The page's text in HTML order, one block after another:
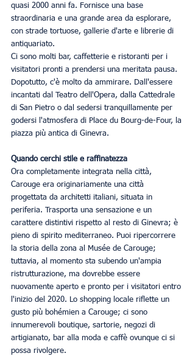
quasi 2000 anni fa. Fornisce una base
straordinaria e una grande area da esplorare,
con strade tortuose, gallerie d'arte e librerie di
antiquariato.
Ci sono molti bar, caffetterie e ristoranti per i
visitatori pronti a prendersi una meritata pausa.
Dopotutto, c'è molto da ammirare. Dall'essere
incantati dal Teatro dell'Opera, dalla Cattedrale
di San Pietro o dal sedersi tranquillamente per
godersi l'atmosfera di Place du Bourg-de-Four, la
piazza più antica di Ginevra.
Quando cerchi stile e raffinatezza
Ora completamente integrata nella città,
Carouge era originariamente una città
progettata da architetti italiani, situata in
periferia. Trasporta una sensazione e un
carattere distintivi rispetto al resto di Ginevra; è
pieno di spirito mediterraneo. Puoi ripercorrere
la storia della zona al Musée de Carouge;
tuttavia, al momento sta subendo un'ampia
ristrutturazione, ma dovrebbe essere
nuovamente aperto e pronto per i visitatori entro
l'inizio del 2020. Lo shopping locale riflette un
gusto più bohémien a Carouge; ci sono
innumerevoli boutique, sartorie, negozi di
artigianato, bar alla moda e caffè ovunque ci si
possa rivolgere.